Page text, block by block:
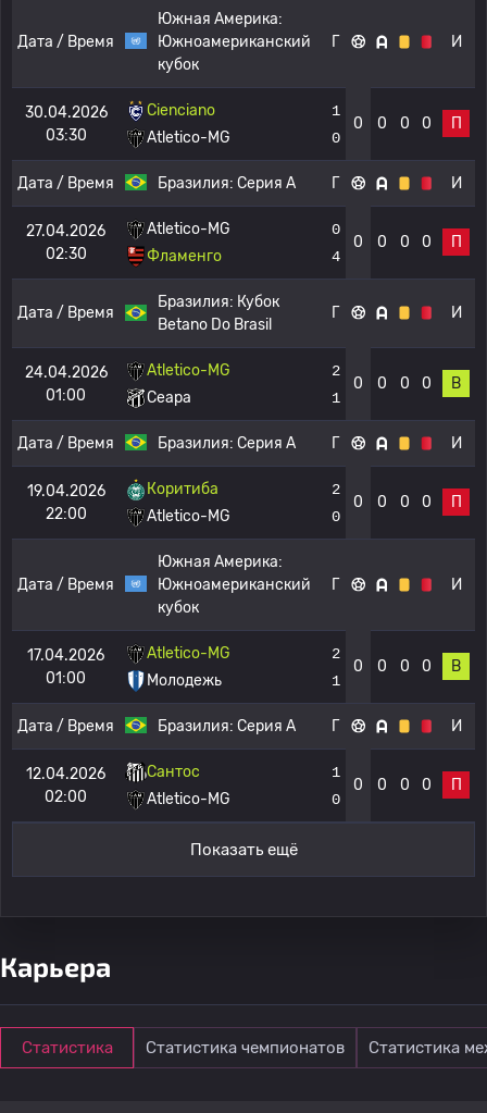
Дата / Время
Южная Америка:
Южноамериканский
кубок
Г И
30.04.2026
03:30
Cienciano
Atletico-MG
1
0
0 0 0 0 П
Дата / Время Бразилия: Серия А Г И
27.04.2026
02:30
Atletico-MG
Фламенго
0
4
0 0 0 0 П
Дата / Время
Бразилия: Кубок
Betano Do Brasil
Г И
24.04.2026
01:00
Atletico-MG
Сеара
2
1
0 0 0 0 В
Дата / Время Бразилия: Серия А Г И
19.04.2026
22:00
Коритиба
Atletico-MG
2
0
0 0 0 0 П
Дата / Время
Южная Америка:
Южноамериканский
кубок
Г И
17.04.2026
01:00
Atletico-MG
Молодежь
2
1
0 0 0 0 В
Дата / Время Бразилия: Серия А Г И
12.04.2026
02:00
Сантос
Atletico-MG
1
0
0 0 0 0 П
Показать ещё
Карьера
Статистика Статистика чемпионатов Статистика